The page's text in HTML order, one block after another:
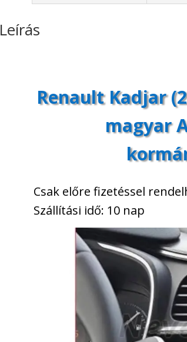
Leírás
Renault Kadjar
magyar
Csak előre fizetéssel
Szállítási idő: 10 nap